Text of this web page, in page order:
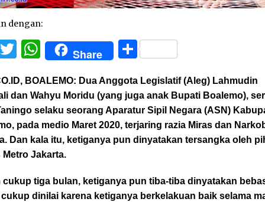
dengan:
Twitter
WhatsApp
Share Share
BOALEMO: Dua Anggota Legislatif (Aleg) Lahmudin
dan Wahyu Moridu (yang juga anak Bupati Boalemo),
selaku seorang Aparatur Sipil Negara (ASN)
pada medio Maret 2020, terjaring razia Miras dan
Dan kala itu, ketiganya pun dinyatakan tersangka oleh
Metro Jakarta.
cukup tiga bulan, ketiganya pun tiba-tiba dinyatakan
cukup dinilai karena ketiganya berkelakuan baik selama